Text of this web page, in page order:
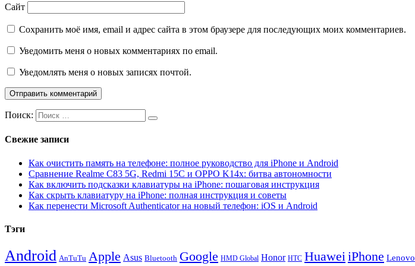
Сайт
Сохранить моё имя, email и адрес сайта в этом браузере для последующих моих комментариев.
Уведомить меня о новых комментариях по email.
Уведомлять меня о новых записях почтой.
Поиск:
Свежие записи
Как очистить память на телефоне: полное руководство для iPhone и Android
Сравнение Realme C83 5G, Redmi 15C и OPPO K14x: битва автономности
Как включить подсказки клавиатуры на iPhone: пошаговая инструкция
Как скрыть клавиатуру на iPhone: полная инструкция и советы
Как перенести Microsoft Authenticator на новый телефон: iOS и Android
Тэги
Android AnTuTu Apple Asus Bluetooth Google HMD Global Honor HTC HuaweiiPhone Lenovo